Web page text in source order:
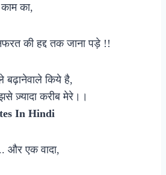
का,
की हद्द तक जाना पड़े !!
किये है,
ज़्यादा करीब मेरे।।
In Hindi
और एक वादा,